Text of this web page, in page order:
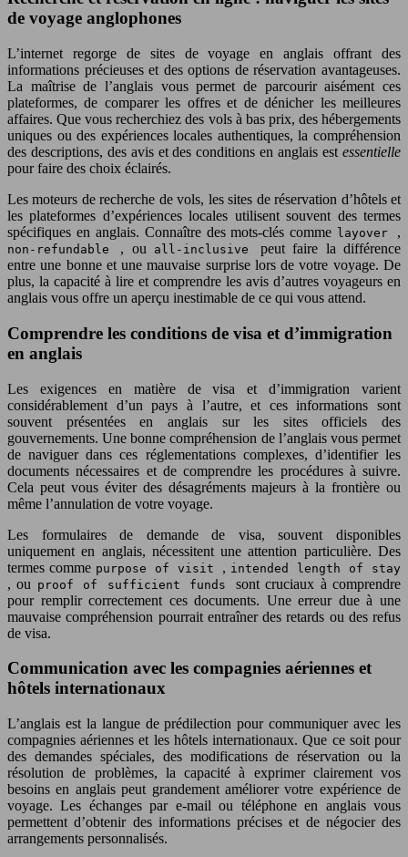
de voyage anglophones
L’internet regorge de sites de voyage en anglais offrant des
informations précieuses et des options de réservation avantageuses.
La maîtrise de l’anglais vous permet de parcourir aisément ces
plateformes, de comparer les offres et de dénicher les meilleures
affaires. Que vous recherchiez des vols à bas prix, des hébergements
uniques ou des expériences locales authentiques, la compréhension
des descriptions, des avis et des conditions en anglais est essentielle
pour faire des choix éclairés.
Les moteurs de recherche de vols, les sites de réservation d’hôtels et
les plateformes d’expériences locales utilisent souvent des termes
spécifiques en anglais. Connaître des mots-clés comme layover ,
non-refundable , ou all-inclusive peut faire la différence
entre une bonne et une mauvaise surprise lors de votre voyage. De
plus, la capacité à lire et comprendre les avis d’autres voyageurs en
anglais vous offre un aperçu inestimable de ce qui vous attend.
Comprendre les conditions de visa et d’immigration
en anglais
Les exigences en matière de visa et d’immigration varient
considérablement d’un pays à l’autre, et ces informations sont
souvent présentées en anglais sur les sites officiels des
gouvernements. Une bonne compréhension de l’anglais vous permet
de naviguer dans ces réglementations complexes, d’identifier les
documents nécessaires et de comprendre les procédures à suivre.
Cela peut vous éviter des désagréments majeurs à la frontière ou
même l’annulation de votre voyage.
Les formulaires de demande de visa, souvent disponibles
uniquement en anglais, nécessitent une attention particulière. Des
termes comme purpose of visit , intended length of stay
, ou proof of sufficient funds sont cruciaux à comprendre
pour remplir correctement ces documents. Une erreur due à une
mauvaise compréhension pourrait entraîner des retards ou des refus
de visa.
Communication avec les compagnies aériennes et
hôtels internationaux
L’anglais est la langue de prédilection pour communiquer avec les
compagnies aériennes et les hôtels internationaux. Que ce soit pour
des demandes spéciales, des modifications de réservation ou la
résolution de problèmes, la capacité à exprimer clairement vos
besoins en anglais peut grandement améliorer votre expérience de
voyage. Les échanges par e-mail ou téléphone en anglais vous
permettent d’obtenir des informations précises et de négocier des
arrangements personnalisés.